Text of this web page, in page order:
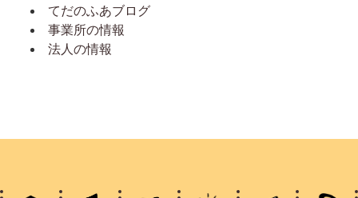
てだのふあブログ
事業所の情報
法人の情報